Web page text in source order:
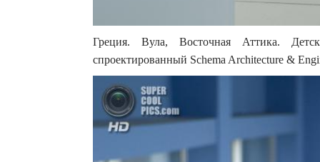
Греция. Вула, Восточная Аттика.
спроектированный Schema Architecture &